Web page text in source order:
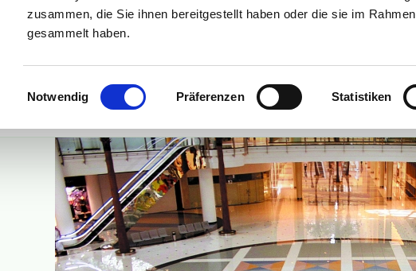
zusammen, die Sie ihnen bereitgestellt haben oder die sie im
gesammelt haben.
Einwilligungsauswahl
Notwendig Präferenzen Statistiken
Geschäftsführer Ulrich Wehr
ÜBER UNS REFERENZEN